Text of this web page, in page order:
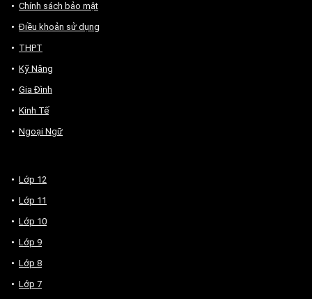
Chính sách bảo mật
Điều khoản sử dụng
THPT
Kỹ Năng
Gia Đình
Kinh Tế
Ngoại Ngữ
Lớp 12
Lớp 11
Lớp 10
Lớp 9
Lớp 8
Lớp 7